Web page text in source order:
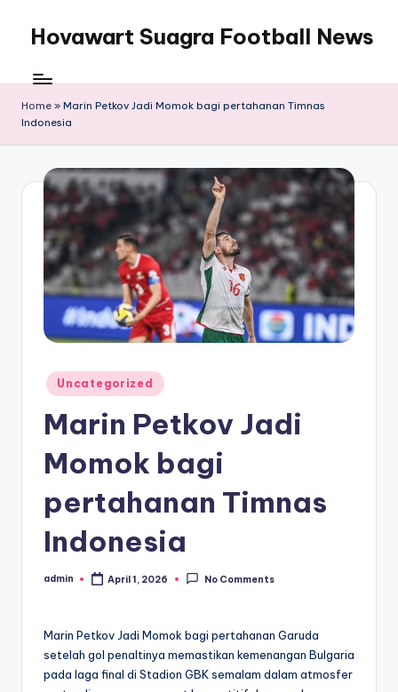
content
Hovawart Suagra Football News
Suagra
Football
News
menyediakan
berita
bola
terkini
Home » Marin Petkov Jadi Momok bagi pertahanan Timnas
Indonesia
Posted
in
Uncategorized
Marin Petkov Jadi
Momok bagi
pertahanan Timnas
Indonesia
Posted
admin April 1, 2026 No Comments
Marin Petkov Jadi Momok bagi pertahanan Garuda
setelah gol penaltinya memastikan kemenangan Bulgaria
pada laga final di Stadion GBK semalam dalam atmosfer